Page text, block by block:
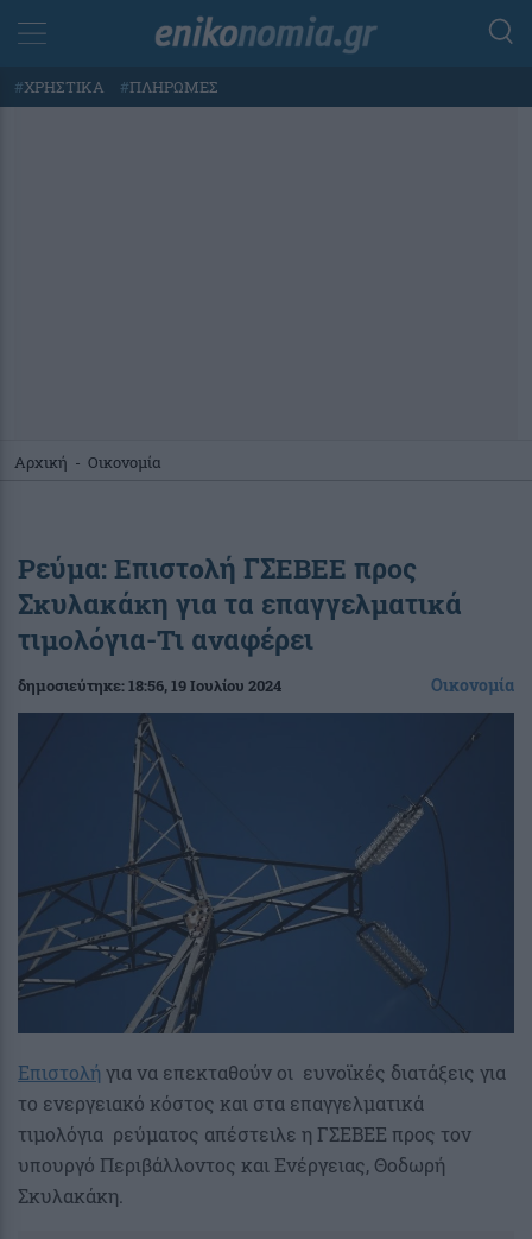
#ΧΡΗΣΤΙΚΑ #ΠΛΗΡΩΜΕΣ
Αρχική - Οικονομία
Ρεύμα: Επιστολή ΓΣΕΒΕΕ προς
Σκυλακάκη για τα επαγγελματικά
τιμολόγια-Τι αναφέρει
δημοσιεύτηκε:18:56, 19 Ιουλίου 2024 Οικονομία
Επιστολή για να επεκταθούν οι ευνοϊκές διατάξεις για
το ενεργειακό κόστος και στα επαγγελματικά
τιμολόγια ρεύματος απέστειλε η ΓΣΕΒΕΕ προς τον
υπουργό Περιβάλλοντος και Ενέργειας, Θοδωρή
Σκυλακάκη.